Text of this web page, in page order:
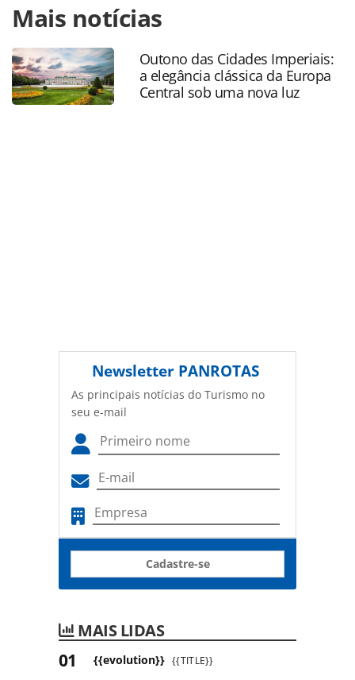
https://www.panrotas.com.br/mercado/destinos/2026/05/
apostam-em-projetos-ousados-no-pao-de-acucar-e-jardim-
de-alah-no-rio-entenda_228482.html ou as ferramentas
oferecidas na página. Todo o conteúdo produzido pela
PANROTAS Editora é protegido pela legislação brasileira
sobre direito autoral. Não reproduza o conteúdo sem
Mais notícias
Outono das Cidades Imperiais:
a elegância clássica da Europa
Central sob uma nova luz
Newsletter PANROTAS
As principais notícias do Turismo no
seu e-mail
Cadastre-se
MAIS LIDAS
{{evolution}} {{TITLE}}